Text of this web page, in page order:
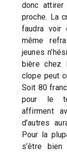
donc
proche. La
faudra voir
même
jeunes
bière chez
clope peut
Soit 80
pour le
affirment
d’autres
Pour la
s’être